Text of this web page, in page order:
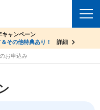
ス応援キャンペーン
詳細
ャンペーン
その他特典あり！ 詳細
お申込み